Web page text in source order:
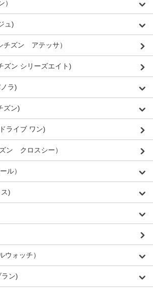
）
ュ)
チズン アテッサ）
ズン シリーズエイト)
ラ)
ズン)
ライブ ワン)
ン クロスシー）
ル）
)
ウォッチ）
ン)